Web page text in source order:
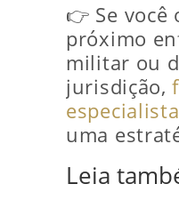
👉 Se você
próximo
militar ou
jurisdição,
uma
Leia